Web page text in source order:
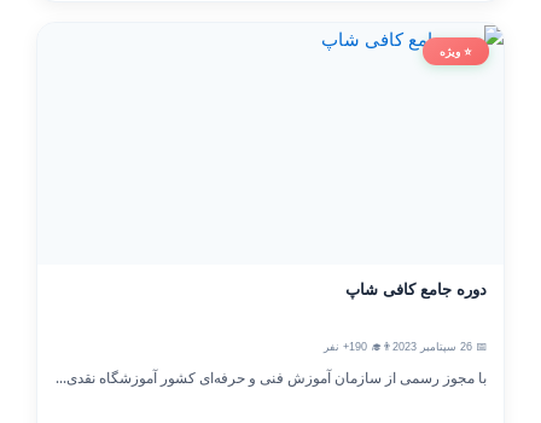
⭐ ویژه
دوره جامع کافی شاپ
📅 26 سپتامبر 2023 👨‍🎓 190+ نفر
با مجوز رسمی از سازمان آموزش فنی و حرفه‌ای کشور آموزشگاه نقدی...